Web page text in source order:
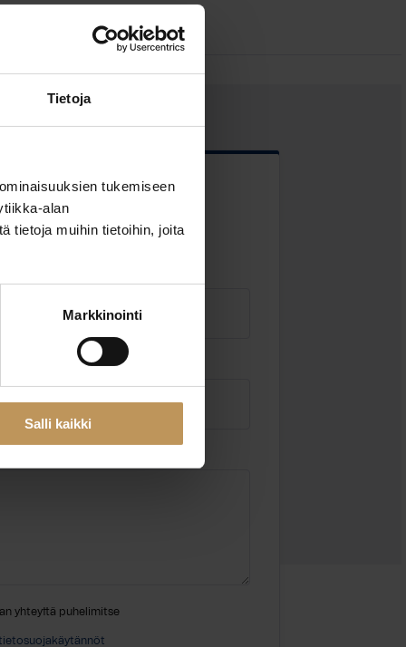
Tietoja
tukemiseen
alan
tietoja muihin tietoihin, joita
Markkinointi
Salli kaikki
Sähköposti*
yhteyttä puhelimitse